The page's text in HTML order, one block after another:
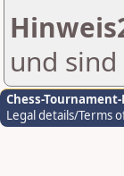
und
Chess-
Legal details/Terms